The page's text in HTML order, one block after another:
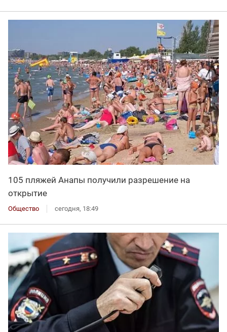
105 пляжей Анапы получили разрешение на
открытие
Общество сегодня, 18:49